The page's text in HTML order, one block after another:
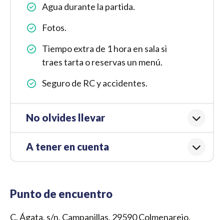
Agua durante la partida.
Fotos.
Tiempo extra de 1 hora en sala si
traes tarta o reservas un menú.
Seguro de RC y accidentes.
No olvides llevar
A tener en cuenta
Punto de encuentro
C. Ágata, s/n, Campanillas, 29590 Colmenarejo,